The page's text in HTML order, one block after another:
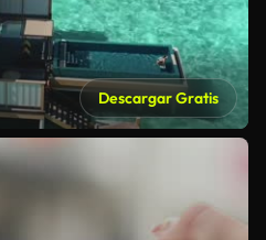
Descargar Gratis